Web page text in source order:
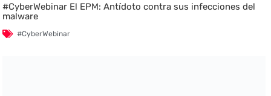
#CyberWebinar El EPM: Antídoto contra sus infecciones del
malware
#CyberWebinar